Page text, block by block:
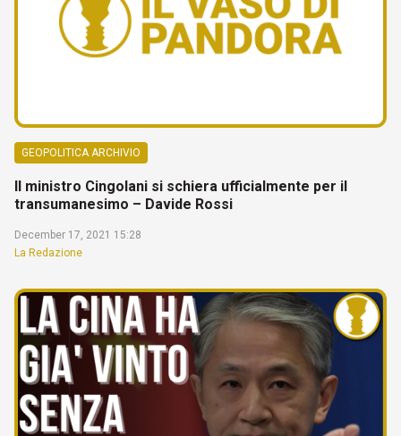
GEOPOLITICA ARCHIVIO
Il ministro Cingolani si schiera ufficialmente per il
transumanesimo – Davide Rossi
December 17, 2021 15:28
La Redazione